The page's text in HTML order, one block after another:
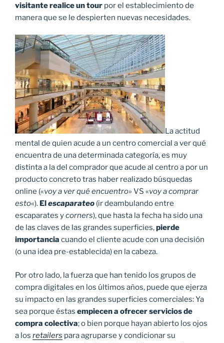
visitante realice un tour por el establecimiento de
manera que se le despierten nuevas necesidades.
La actitud
mental de quien acude a un centro comercial a ver qué
encuentra de una determinada categoría, es muy
distinta a la del comprador que acude al centro a por un
producto concreto tras haber realizado búsquedas
online («voy a ver qué encuentro» VS «voy a comprar
esto«). El escaparateo (ir deambulando entre
escaparates ycorners), que hasta la fecha ha sido una
de las claves de las grandes superficies,pierde
importancia cuando el cliente acude con una decisión
(o una idea pre-establecida) en la cabeza.
Por otro lado, la fuerza que han tenido los grupos de
compra digitales en los últimos años, puede que ejerza
su impacto en las grandes superficies comerciales: Ya
sea porque éstas empiecen a ofrecer servicios de
compra colectiva; o bien porque hayan abierto los ojos
a los retailers para agruparse y condicionar su